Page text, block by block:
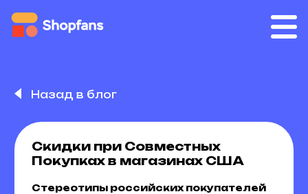
Назад в блог
Скидки при Совместных
Покупках в магазинах США
Стереотипы российских покупателей